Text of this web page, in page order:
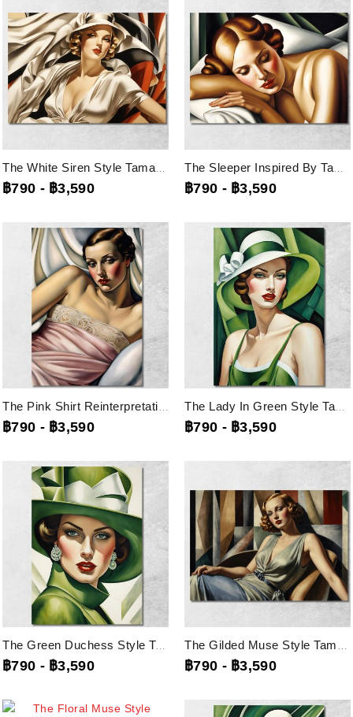
฿790 - ฿3,590 ฿790 - ฿3,590
฿790 - ฿3,590 ฿790 - ฿3,590
The Green Duchess Style Tamara De Lempicka, Ilmt18 ภาพพิมพ์บนผ้าใบแคนวาส
฿790 - ฿3,590 ฿790 - ฿3,590